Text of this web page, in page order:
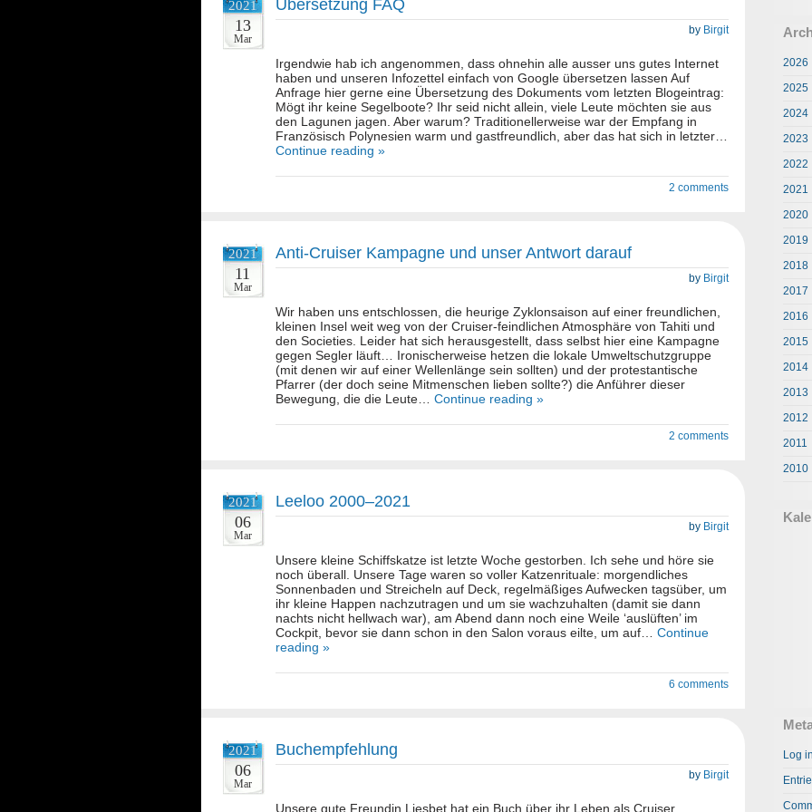
2026
2025
2024
2023
2022
2021
2020
2019
2018
2017
2016
2015
2014
2013
2012
2011
2010
Log
2021
13
Mar
Übersetzung FAQ
by Birgit
Irgendwie hab ich angenommen, dass ohnehin alle ausser uns gutes Internet
haben und unseren Infozettel einfach von Google übersetzen lassen Auf
Anfrage hier gerne eine Übersetzung des Dokuments vom letzten Blogeintrag:
Mögt ihr keine Segelboote? Ihr seid nicht allein, viele Leute möchten sie aus
den Lagunen jagen. Aber warum? Traditionellerweise war der Empfang in
Französisch Polynesien warm und gastfreundlich, aber das hat sich in letzter…
Continue reading »
2 comments
2021
11
Mar
Anti-Cruiser Kampagne und unser Antwort darauf
by Birgit
Wir haben uns entschlossen, die heurige Zyklonsaison auf einer freundlichen,
kleinen Insel weit weg von der Cruiser-feindlichen Atmosphäre von Tahiti und
den Societies. Leider hat sich herausgestellt, dass selbst hier eine Kampagne
gegen Segler läuft… Ironischerweise hetzen die lokale Umweltschutzgruppe
(mit denen wir auf einer Wellenlänge sein sollten) und der protestantische
Pfarrer (der doch seine Mitmenschen lieben sollte?) die Anführer dieser
Bewegung, die die Leute… Continue reading »
2 comments
2021
06
Mar
Leeloo 2000–2021
by Birgit
Unsere kleine Schiffskatze ist letzte Woche gestorben. Ich sehe und höre sie
noch überall. Unsere Tage waren so voller Katzenrituale: morgendliches
Sonnenbaden und Streicheln auf Deck, regelmäßiges Aufwecken tagsüber, um
ihr kleine Happen nachzutragen und um sie wachzuhalten (damit sie dann
nachts nicht hellwach war), am Abend dann noch eine Weile ‘auslüften’ im
Cockpit, bevor sie dann schon in den Salon voraus eilte, um auf… Continue
reading »
6 comments
2021
06
Mar
Buchempfehlung
by Birgit
Unsere gute Freundin Liesbet hat ein Buch über ihr Leben als Cruiser,